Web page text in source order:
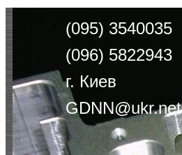
(095) 3540035
(096) 5822943
г. Киев
GDNN@ukr.net